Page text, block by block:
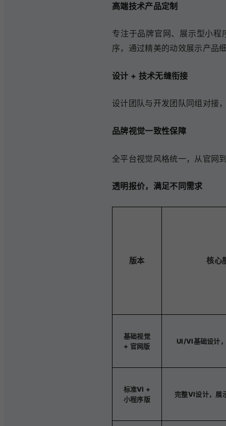
高端技术产品定制
专注于品牌官网、展示型小
序，通过精美的动效展示产品
设计 + 技术无缝衔接
设计团队与开发团队同组对接
品牌视觉一致性保障
全平台视觉风格统一，从官网
透明报价，满足不同需求
版本 核心
基础视觉
+ 官网版
UI/VI基础设计
标准VI +
小程序版
完整VI设计，展